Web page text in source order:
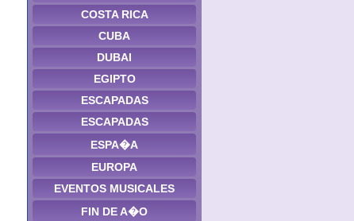
COSTA RICA
CUBA
DUBAI
EGIPTO
ESCAPADAS
ESCAPADAS
ESPA�A
EUROPA
EVENTOS MUSICALES
FIN DE A�O